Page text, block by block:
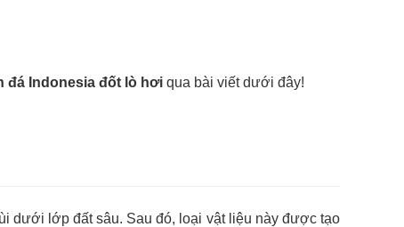
đá Indonesia đốt lò hơi qua bài viết dưới đây!
dưới lớp đất sâu. Sau đó, loại vật liệu này được tạo